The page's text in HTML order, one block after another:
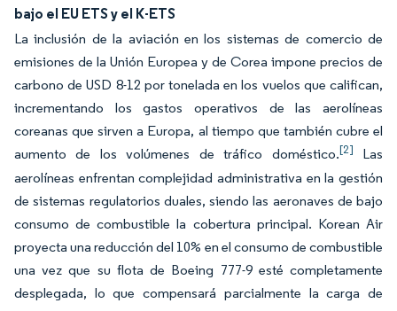
bajo el EU ETS y el K-ETS
La inclusión de la aviación en los sistemas de comercio de
emisiones de la Unión Europea y de Corea impone precios de
carbono de USD 8-12 por tonelada en los vuelos que califican,
incrementando los gastos operativos de las aerolíneas
coreanas que sirven a Europa, al tiempo que también cubre el
aumento de los volúmenes de tráfico doméstico.[2] Las
aerolíneas enfrentan complejidad administrativa en la gestión
de sistemas regulatorios duales, siendo las aeronaves de bajo
consumo de combustible la cobertura principal. Korean Air
proyecta una reducción del 10% en el consumo de combustible
una vez que su flota de Boeing 777-9 esté completamente
desplegada, lo que compensará parcialmente la carga de